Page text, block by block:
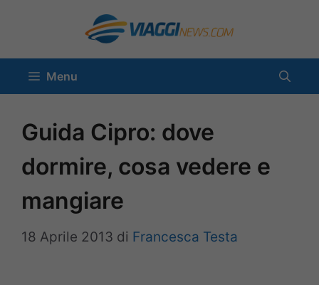
contenuto
Menu
Guida Cipro: dove
dormire, cosa vedere e
mangiare
18 Aprile 2013 di Francesca Testa